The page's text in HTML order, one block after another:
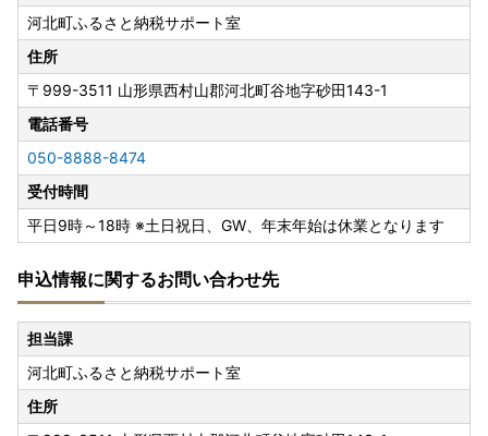
河北町ふるさと納税サポート室
住所
〒999-3511 山形県西村山郡河北町谷地字砂田143-1
電話番号
050-8888-8474
受付時間
平日9時～18時 ※土日祝日、GW、年末年始は休業となります
申込情報に関するお問い合わせ先
担当課
河北町ふるさと納税サポート室
住所